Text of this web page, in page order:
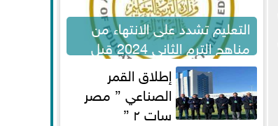
التعليم تشدد على الانتهاء من
مناهج الترم الثاني 2024 قبل
الامتحانات
إطلاق القمر
الصناعي ” مصر
سات ٢ ”